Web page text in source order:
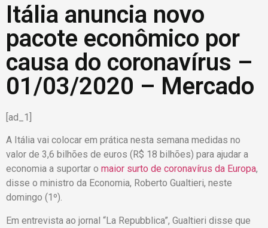
Itália anuncia novo
pacote econômico por
causa do coronavírus –
01/03/2020 – Mercado
[ad_1]
A Itália vai colocar em prática nesta semana medidas no
valor de 3,6 bilhões de euros (R$ 18 bilhões) para ajudar a
economia a suportar o maior surto de coronavírus da Europa,
disse o ministro da Economia, Roberto Gualtieri, neste
domingo (1º).
Em entrevista ao jornal “La Repubblica”, Gualtieri disse que